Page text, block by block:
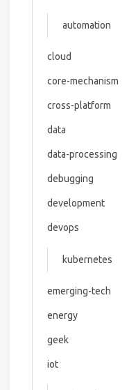
automation
cloud
core-mechanism
cross-platform
data
data-processing
debugging
development
devops
kubernetes
emerging-tech
energy
geek
iot